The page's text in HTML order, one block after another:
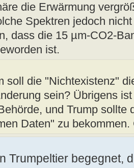
die Erwärmung
Spektren jedoch
dass die 15 µm-CO2-
ist.
soll die "Nichtexistenz"
sein? Übrigens
und Trump sollte
Daten" zu bekommen.
Trumpeltier begegnet,